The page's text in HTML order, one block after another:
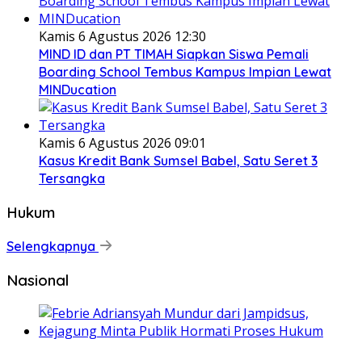
Kamis 6 Agustus 2026 12:30
MIND ID dan PT TIMAH Siapkan Siswa Pemali
Boarding School Tembus Kampus Impian Lewat
MINDucation
Kamis 6 Agustus 2026 09:01
Kasus Kredit Bank Sumsel Babel, Satu Seret 3
Tersangka
Hukum
Selengkapnya
Nasional